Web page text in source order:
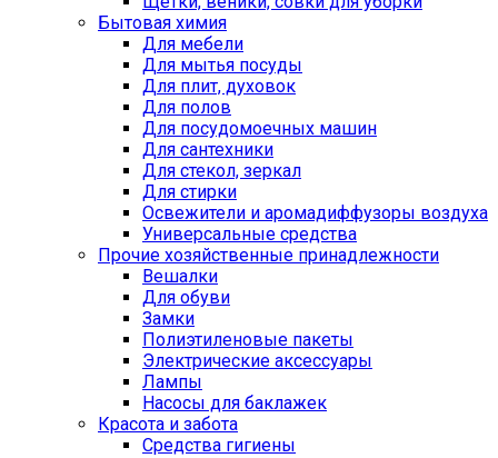
Бытовая химия
Для мебели
Для мытья посуды
Для плит, духовок
Для полов
Для посудомоечных машин
Для сантехники
Для стекол, зеркал
Для стирки
Освежители и аромадиффузоры воздуха
Универсальные средства
Прочие хозяйственные принадлежности
Вешалки
Для обуви
Замки
Полиэтиленовые пакеты
Электрические аксессуары
Лампы
Насосы для баклажек
Красота и забота
Средства гигиены